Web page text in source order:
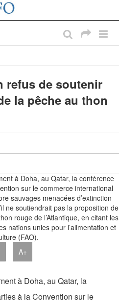
refus de soutenir
la pêche au thon
A+
à Doha, au Qatar, la
à la Convention sur le